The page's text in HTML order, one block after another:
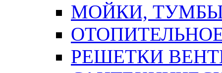
МОЙКИ,
РЕШЕТКИ